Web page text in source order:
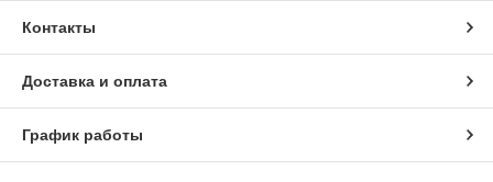
Контакты
Доставка и оплата
График работы